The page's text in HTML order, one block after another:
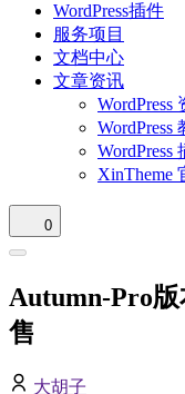
WordPress插件
服务项目
文档中心
文章资讯
WordPress
WordPress
WordPress
XinTheme
0
Autumn-Pro
售
大胡子